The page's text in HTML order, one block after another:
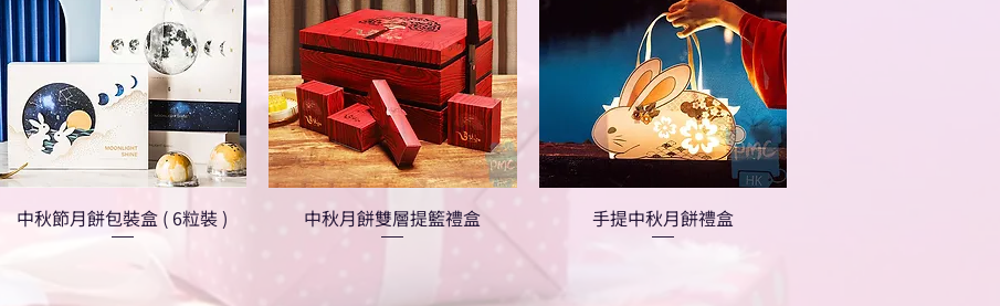
中秋節月餅包裝盒 ( 6粒裝 ) 中秋月餅雙層提籃禮盒 手提中秋月餅禮盒